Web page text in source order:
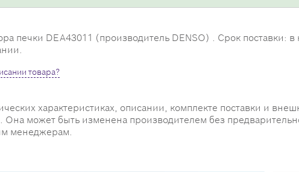
печки DEA43011 (производитель DENSO) . Срок поставки:
товара?
характеристиках, описании, комплекте поставки и
Она может быть изменена производителем без
менеджерам.